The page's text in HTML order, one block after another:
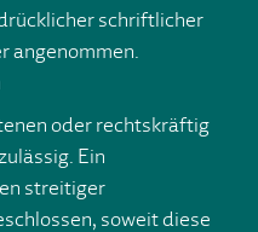
schriftlicher
angenommen.
oder rechtskräftig
Ein
streitiger
soweit diese